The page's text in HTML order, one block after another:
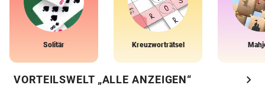
Solitär Kreuzworträtsel
VORTEILSWELT „ALLE ANZEIGEN“ chevron_right